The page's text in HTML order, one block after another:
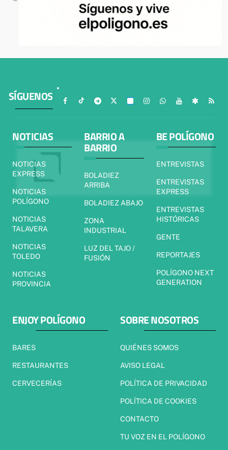
SÍGUENOS
NOTICIAS
NOTICIAS
EXPRESS
NOTICIAS
POLÍGONO
NOTICIAS
TALAVERA
NOTICIAS
TOLEDO
NOTICIAS
PROVINCIA
BARRIO A
BARRIO
BOLADIEZ
ARRIBA
BOLADIEZ ABAJO
ZONA
INDUSTRIAL
LUZ DEL TAJO /
FUSIÓN
BE POLÍGONO
ENTREVISTAS
ENTREVISTAS
EXPRESS
ENTREVISTAS
HISTÓRICAS
GENTE
REPORTAJES
POLÍGONO NEXT
GENERATION
ENJOY POLÍGONO
BARES
RESTAURANTES
CERVECERÍAS
SOBRE NOSOTROS
QUIÉNES SOMOS
AVISO LEGAL
POLÍTICA DE PRIVACIDAD
POLÍTICA DE COOKIES
CONTACTO
TU VOZ EN EL POLÍGONO